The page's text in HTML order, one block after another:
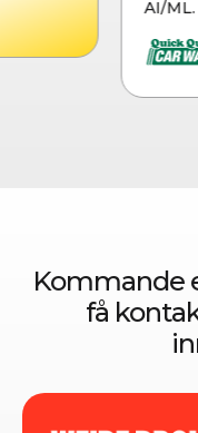
Jeff
Kommande
få